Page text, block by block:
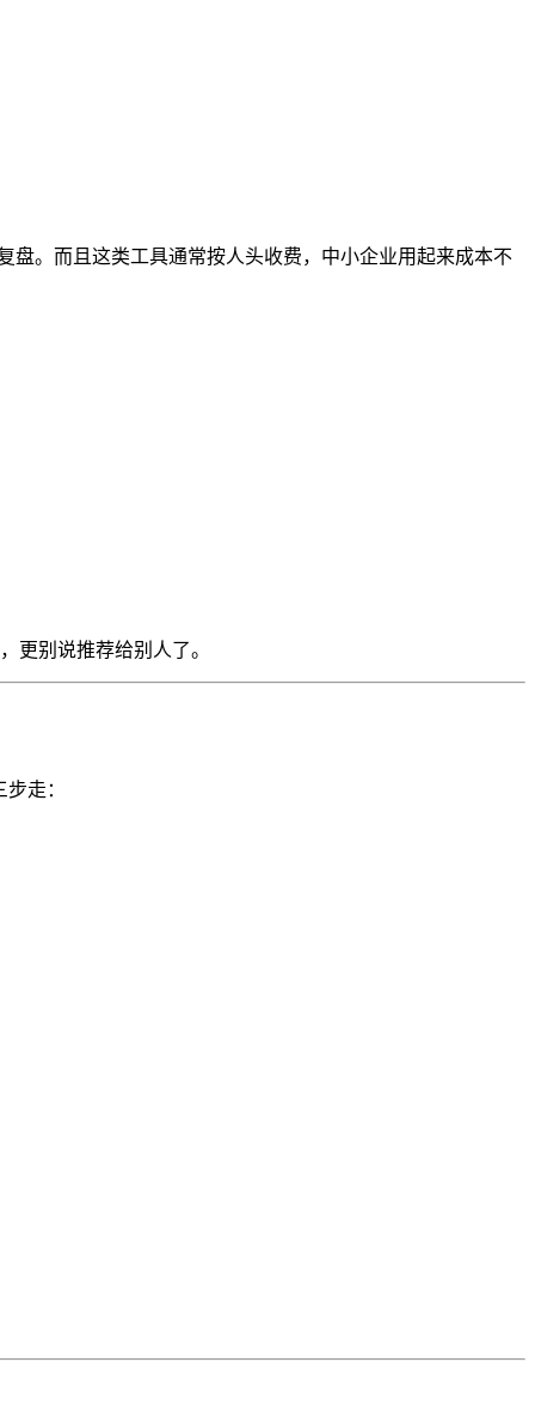
盘。而且这类工具通常按人头收费，中小企业用起来成本不
更别说推荐给别人了。
走：